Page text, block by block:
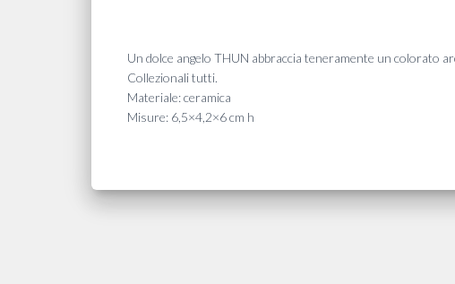
Un dolce angelo THUN abbraccia teneramente un colorato
Collezionali tutti.
Materiale: ceramica
Misure: 6,5×4,2×6 cm h